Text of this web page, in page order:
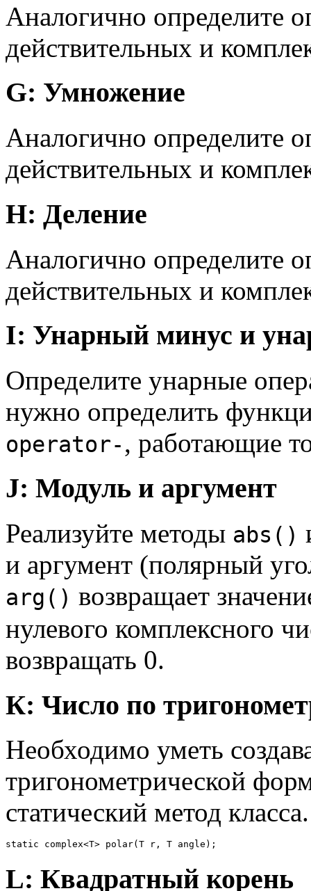
Аналогично определите
действительных и
G: Умножение
Аналогично определите
действительных и
H: Деление
Аналогично определите
действительных и
I: Унарный минус и
Определите унарные
нужно определить
operator-, работающие
J: Модуль и аргумент
Реализуйте методы abs()
и аргумент (полярный
arg() возвращает
нулевого комплексного
возвращать 0.
К: Число по
Необходимо уметь
тригонометрической
статический метод класса.
L: Квадратный корень